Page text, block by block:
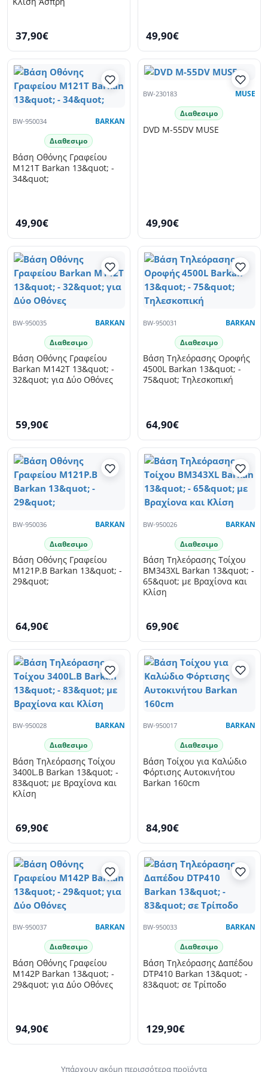
37,90€ 49,90€
BW-950034 BARKAN
Διαθεσιμο
Βάση Οθόνης Γραφείου
M121T Barkan 13&quot; -
34&quot;
49,90€
BW-230183 MUSE
Διαθεσιμο
DVD M-55DV MUSE
49,90€
BW-950035 BARKAN
Διαθεσιμο
Βάση Οθόνης Γραφείου
Barkan M142T 13&quot; -
32&quot; για Δύο Οθόνες
59,90€
BW-950031 BARKAN
Διαθεσιμο
Βάση Τηλεόρασης Οροφής
4500L Barkan 13&quot; -
75&quot; Τηλεσκοπική
64,90€
BW-950036 BARKAN
Διαθεσιμο
Βάση Οθόνης Γραφείου
M121P.B Barkan 13&quot; -
29&quot;
64,90€
BW-950026 BARKAN
Διαθεσιμο
Βάση Τηλεόρασης Τοίχου
BM343XL Barkan 13&quot; -
65&quot; με Βραχίονα και
Κλίση
69,90€
BW-950028 BARKAN
Διαθεσιμο
Βάση Τηλεόρασης Τοίχου
3400L.B Barkan 13&quot; -
83&quot; με Βραχίονα και
Κλίση
69,90€
BW-950017 BARKAN
Διαθεσιμο
Βάση Τοίχου για Καλώδιο
Φόρτισης Αυτοκινήτου
Barkan 160cm
84,90€
BW-950037 BARKAN
Διαθεσιμο
Βάση Οθόνης Γραφείου
M142P Barkan 13&quot; -
29&quot; για Δύο Οθόνες
94,90€
BW-950033 BARKAN
Διαθεσιμο
Βάση Τηλεόρασης Δαπέδου
DTP410 Barkan 13&quot; -
83&quot; σε Τρίποδο
129,90€